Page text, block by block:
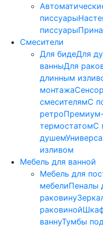
писсуары
писсуары
Смесители
Для бидеДля
ванныДля
длинным
монтажа
смесителямС
ретро
термостатомС
душем
изливом
Мебель для ванной
Мебель для
мебелиПеналы
раковину
раковиной
ваннуТумбы